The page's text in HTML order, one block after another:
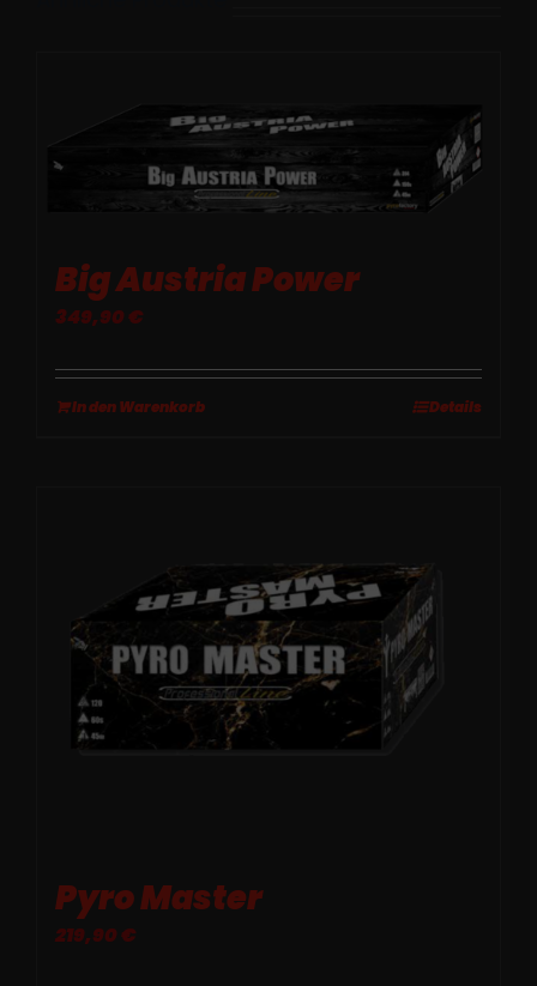
Big Austria Power
349,90€
In den Warenkorb Details
Pyro Master
219,90€